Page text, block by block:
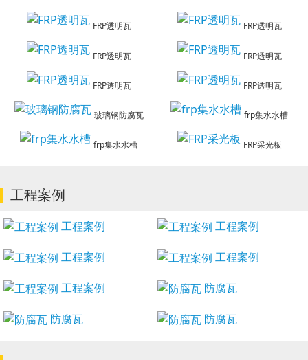
FRP透明瓦 FRP透明瓦
FRP透明瓦 FRP透明瓦
FRP透明瓦 FRP透明瓦
玻璃钢防腐瓦 frp集水水槽
frp集水水槽 FRP采光板
工程案例
工程案例 工程案例
工程案例 工程案例
工程案例 防腐瓦
防腐瓦 防腐瓦